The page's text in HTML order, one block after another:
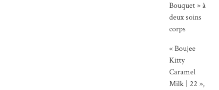
Bouquet » à
deux soins
corps
« Boujee
Kitty
Caramel
Milk | 22 »,